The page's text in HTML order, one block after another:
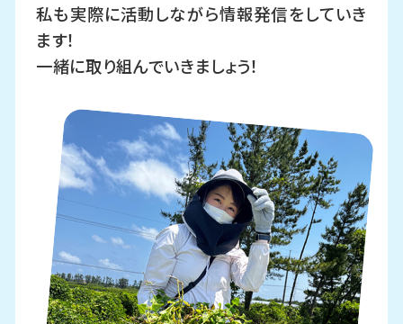
私も実際に活動しながら情報発信をしていき
ます！
一緒に取り組んでいきましょう！